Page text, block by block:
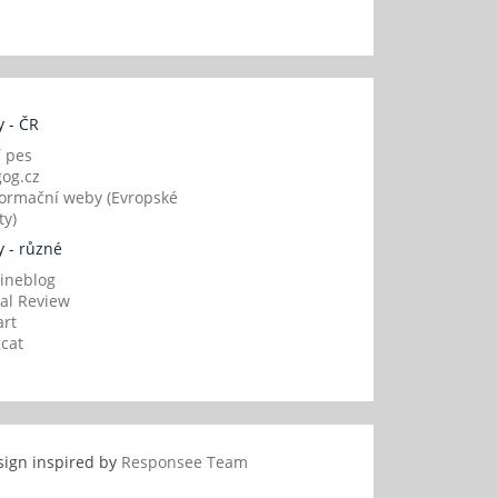
- ČR
pes
weby (Evropské
- různé
Review
inspired by Responsee Team